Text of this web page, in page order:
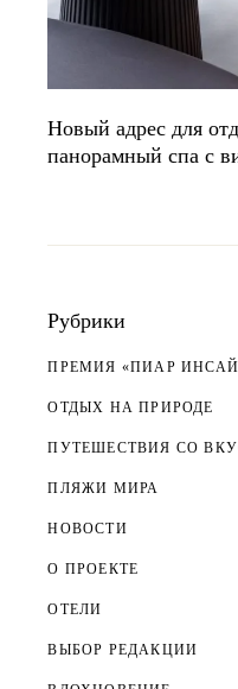
Новый адрес для
панорамный спа с
Рубрики
ПРЕМИЯ «ПИАР
ОТДЫХ НА ПРИРОДЕ
ПУТЕШЕСТВИЯ СО
ПЛЯЖИ МИРА
НОВОСТИ
О ПРОЕКТЕ
ОТЕЛИ
ВЫБОР РЕДАКЦИИ